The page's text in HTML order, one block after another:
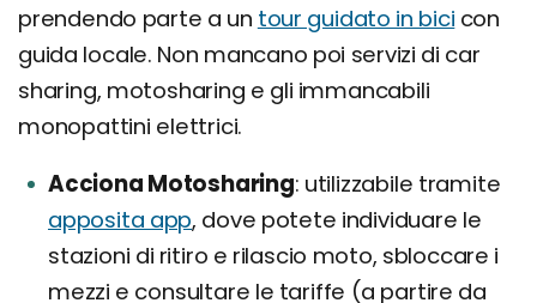
prendendo parte a un tour guidato in bici con
guida locale. Non mancano poi servizi di car
sharing, motosharing e gli immancabili
monopattini elettrici.
Acciona Motosharing utilizzabile tramite
apposita app, dove potete individuare le
stazioni di ritiro e rilascio moto, sbloccare i
mezzi e consultare le tariffe (a partire da